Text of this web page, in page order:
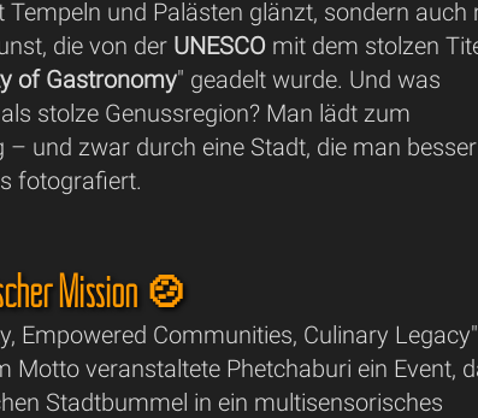
Tempeln und Palästen glänzt, sondern auch
die von der UNESCO mit dem stolzen
of Gastronomy" geadelt wurde. Und was
stolze Genussregion? Man lädt zum
– und zwar durch eine Stadt, die man besser
fotografiert.
Mission 🍲
Empowered Communities, Culinary
Motto veranstaltete Phetchaburi ein Event,
Stadtbummel in ein multisensorisches